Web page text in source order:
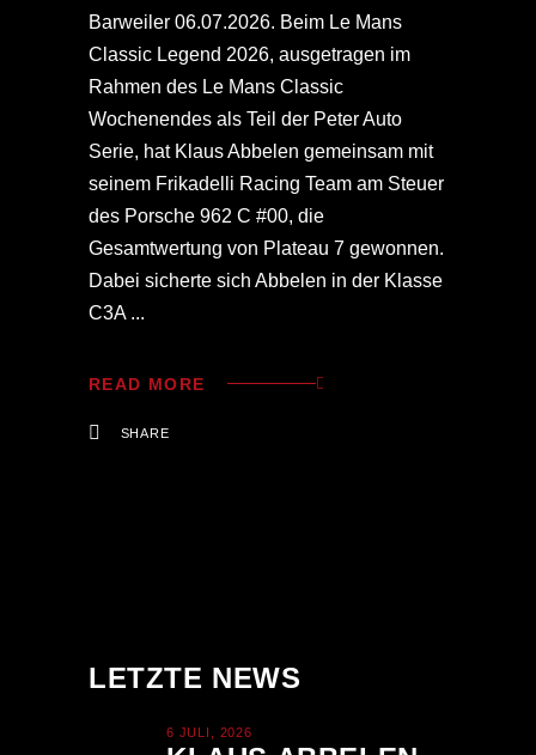
Barweiler 06.07.2026. Beim Le Mans
Classic Legend 2026, ausgetragen im
Rahmen des Le Mans Classic
Wochenendes als Teil der Peter Auto
Serie, hat Klaus Abbelen gemeinsam mit
seinem Frikadelli Racing Team am Steuer
des Porsche 962 C #00, die
Gesamtwertung von Plateau 7 gewonnen.
Dabei sicherte sich Abbelen in der Klasse
C3A
READ MORE
SHARE
LETZTE NEWS
6 JULI, 2026